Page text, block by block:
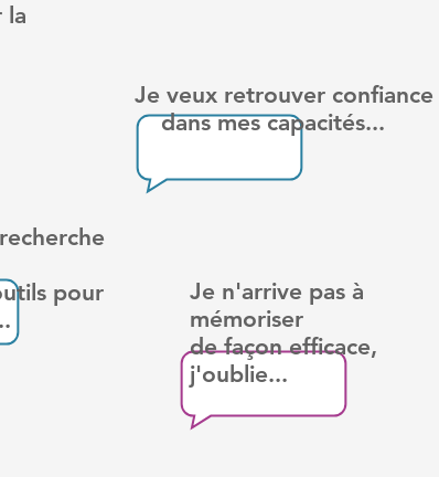
la
Je veux retrouver confiance
dans mes capacités...
pour
Je n'arrive pas à
mémoriser
de façon efficace,
j'oublie...